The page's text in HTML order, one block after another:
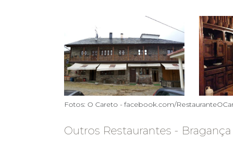
Fotos: O Careto - facebook.com/
Outros Restaurantes - Bragança